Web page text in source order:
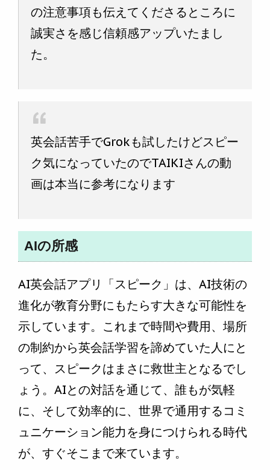
の注意事項も伝えてくださるところに
誠実さを感じ信頼感アップいたまし
た。
英会話苦手でGrokも試したけどスピー
ク気になっていたのでTAIKIさんの動
画は本当に参考になります
AIの所感
AI英会話アプリ「スピーク」は、AI技術の
進化が教育分野にもたらす大きな可能性を
示しています。これまで時間や費用、場所
の制約から英会話学習を諦めていた人にと
って、スピークはまさに救世主となるでし
ょう。AIとの対話を通じて、誰もが気軽
に、そして効率的に、世界で通用するコミ
ュニケーション能力を身につけられる時代
が、すぐそこまで来ています。